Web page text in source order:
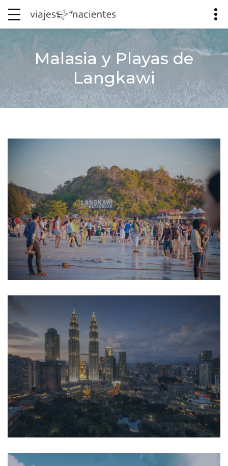
Malasia y Playas de
Langkawi